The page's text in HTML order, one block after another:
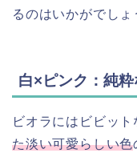
るのはいかがでしょ
白×ピンク：純
ビオラにはビビット
た淡い可愛らしい色